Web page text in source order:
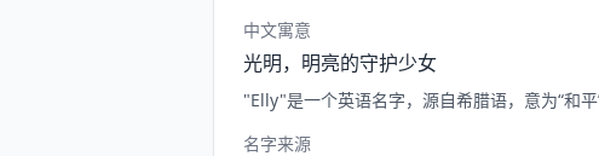
中文寓意
光明，明亮的守护少女
"Elly"是一个英语名字，源自希腊语，意为“和平”
名字来源